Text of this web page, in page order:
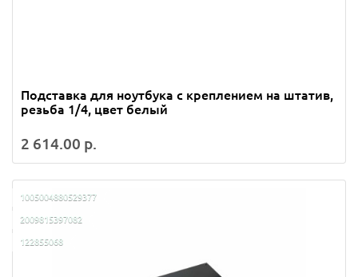
Подставка для ноутбука с креплением на штатив,
резьба 1/4, цвет белый
2 614.00 р.
1005004880529377
2009815397082
122855068